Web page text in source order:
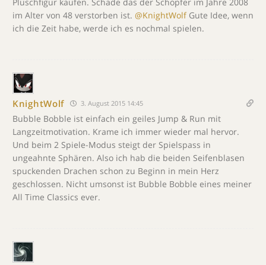
im Alter von 48 verstorben ist. @KnightWolfGute Idee, wenn
ich die Zeit habe, werde ich es nochmal spielen.
KnightWolf 3. August 2015 14:45
Bubble Bobble ist einfach ein geiles Jump & Run mit
Langzeitmotivation. Krame ich immer wieder mal hervor.
Und beim 2 Spiele-Modus steigt der Spielspass in
ungeahnte Sphären. Also ich hab die beiden Seifenblasen
spuckenden Drachen schon zu Beginn in mein Herz
geschlossen. Nicht umsonst ist Bubble Bobble eines meiner
All Time Classics ever.